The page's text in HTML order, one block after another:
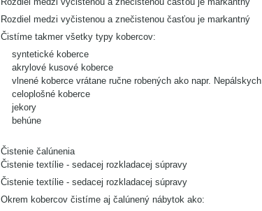
Rozdiel medzi vyčistenou a znečistenou časťou je markantný
Čistíme takmer všetky typy kobercov:
syntetické koberce
akrylové kusové koberce
vlnené koberce vrátane ručne robených ako napr. Nepálskych
celoplošné koberce
jekory
behúne
Čistenie čalúnenia
Čistenie textílie - sedacej rozkladacej súpravy
Čistenie textílie - sedacej rozkladacej súpravy
Okrem kobercov čistíme aj čalúnený nábytok ako: